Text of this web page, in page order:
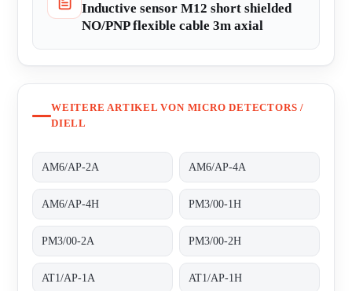
Inductive sensor M12 short shielded
NO/PNP flexible cable 3m axial
WEITERE ARTIKEL VON MICRO DETECTORS /
DIELL
AM6/AP-2A AM6/AP-4A
AM6/AP-4H PM3/00-1H
PM3/00-2A PM3/00-2H
AT1/AP-1A AT1/AP-1H